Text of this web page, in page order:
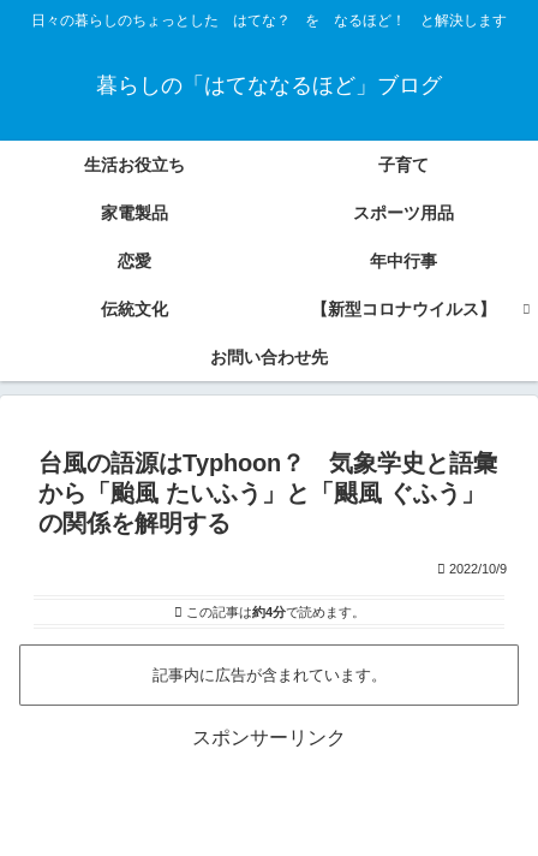
日々の暮らしのちょっとした はてな？ を なるほど！ と解決します
暮らしの「はてななるほど」ブログ
生活お役立ち 子育て
家電製品 スポーツ用品
恋愛 年中行事
伝統文化 【新型コロナウイルス】
お問い合わせ先
台風の語源はTyphoon？ 気象学史と語彙
から「颱風 たいふう」と「颶風 ぐふう」
の関係を解明する
2022/10/9
この記事は約4分で読めます。
記事内に広告が含まれています。
スポンサーリンク